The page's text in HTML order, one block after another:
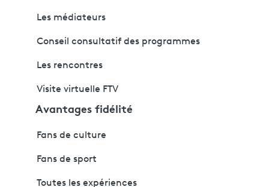
Les médiateurs
Conseil consultatif des programmes
Les rencontres
Visite virtuelle FTV
Avantages fidélité
Fans de culture
Fans de sport
Toutes les expériences